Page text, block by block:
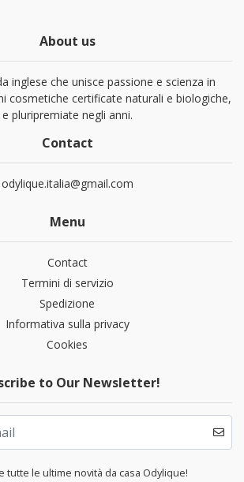
About us
inglese che unisce passione e scienza in
cosmetiche certificate naturali e biologiche,
e pluripremiate negli anni.
Contact
odylique.italia@gmail.com
Menu
Contact
Termini di servizio
Spedizione
Informativa sulla privacy
Cookies
to Our Newsletter!
tutte le ultime novità da casa Odylique!